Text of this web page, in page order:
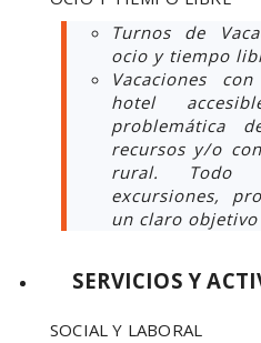
Turnos de
ocio y tiempo
Vacaciones
hotel
problemática
recursos y/o
rural. Todo
excursiones,
un claro objetivo
SERVICIOS Y
SOCIAL Y LABORAL